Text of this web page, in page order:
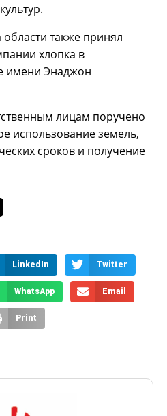
также принял
хлопка в
имени Энаджон
лицам поручено
использование земель,
сроков и получение
LinkedIn Twitter
WhatsApp Email
Print